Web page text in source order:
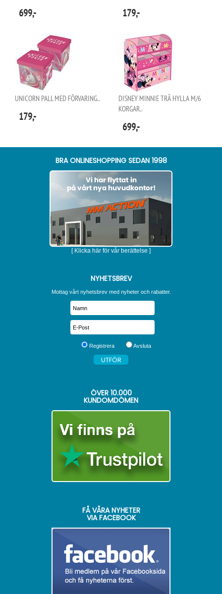
699,- 179,-
UNICORN PALL MED FÖRVARING..
179,-
DISNEY MINNIE TRÄ HYLLA M/6
KORGAR..
699,-
BRA ONLINESHOPPING SEDAN 1998
[ Klicka här för vår berättelse ]
NYHETSBREV
Mottag vårt nyhetsbrev med nyheter och rabatter.
Registrera Avsluta
ÖVER 10.000
KUNDOMDÖMEN
FÅ VÅRA NYHETER
VIA FACEBOOK